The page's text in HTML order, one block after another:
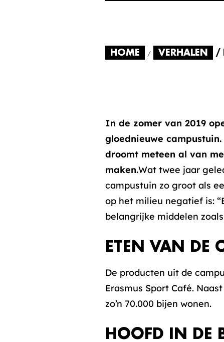
HOME VERHALEN
In de zomer van 2019
gloednieuwe
droomt meteen al van
maken.Wat twee jaar
campustuin zo groot als
op het milieu negatief is:
belangrijke middelen
ETEN VAN DE
De producten uit de
Erasmus Sport Café.
zo’n 70.000 bijen wonen.
HOOFD IN DE